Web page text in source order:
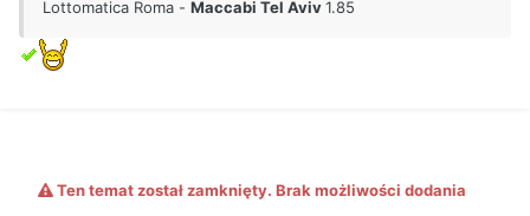
Lottomatica Roma - Maccabi Tel Aviv1.85
Ten temat został zamknięty. Brak możliwości dodania